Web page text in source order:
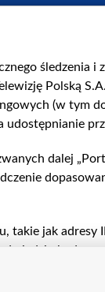
śledzenia
Polską
(w tym
dalej
takie jak adresy
będą
na